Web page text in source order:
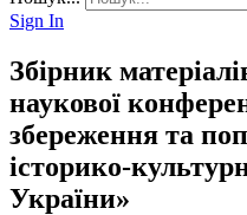
Sign In
Збірник
наукової
збереження та
історико-
України»